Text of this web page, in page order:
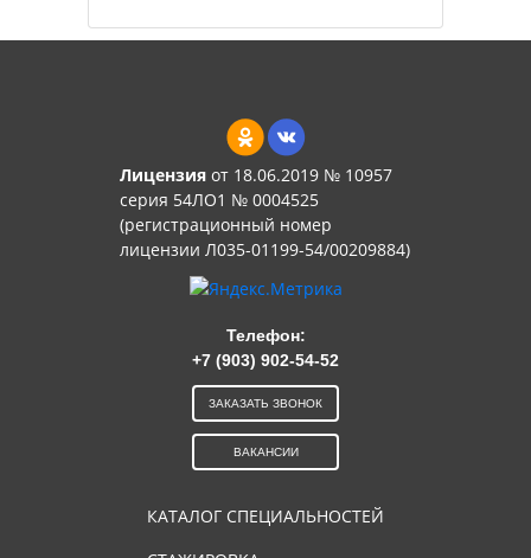
Лицензияот 18.06.2019 № 10957
серия 54ЛО1 № 0004525
(регистрационный номер
лицензии Л035-01199-54/00209884)
КАТАЛОГ СПЕЦИАЛЬНОСТЕЙ
Телефон:
+7 (903) 902-54-52
ЗАКАЗАТЬ ЗВОНОК
ВАКАНСИИ